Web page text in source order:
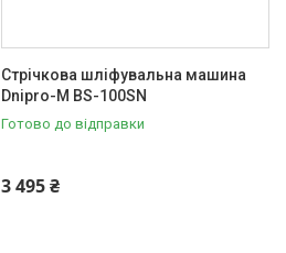
Стрічкова шліфувальна машина
Dnipro-M BS-100SN
Готово до відправки
3 495 ₴